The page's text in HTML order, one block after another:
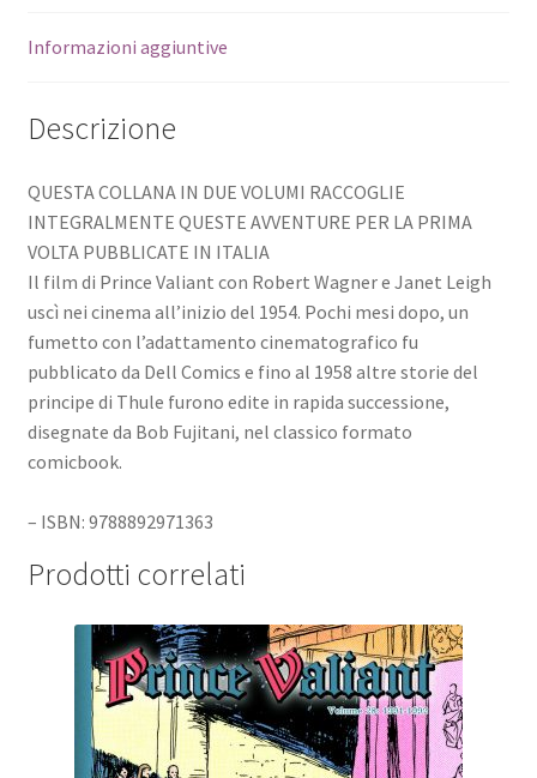
Informazioni aggiuntive
Descrizione
QUESTA COLLANA IN DUE VOLUMI RACCOGLIE
INTEGRALMENTE QUESTE AVVENTURE PER LA PRIMA
VOLTA PUBBLICATE IN ITALIA
Il film di Prince Valiant con Robert Wagner e Janet Leigh
uscì nei cinema all’inizio del 1954. Pochi mesi dopo, un
fumetto con l’adattamento cinematografico fu
pubblicato da Dell Comics e fino al 1958 altre storie del
principe di Thule furono edite in rapida successione,
disegnate da Bob Fujitani, nel classico formato
comicbook.
– ISBN: 9788892971363
Prodotti correlati